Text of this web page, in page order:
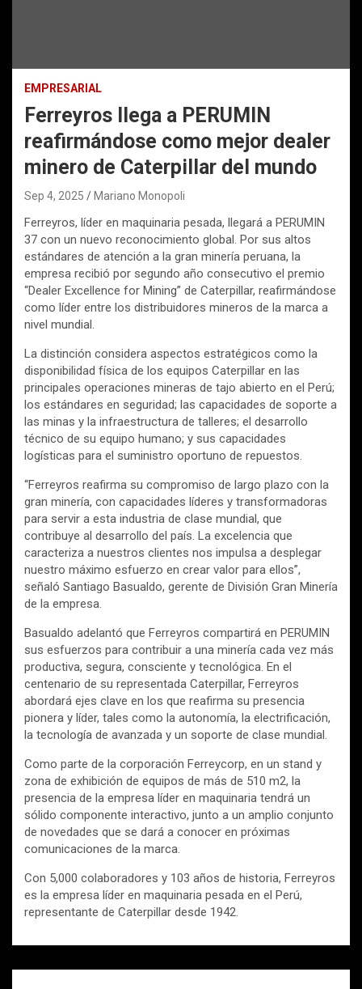
EMPRESARIAL
Ferreyros llega a PERUMIN
reafirmándose como mejor dealer
minero de Caterpillar del mundo
Sep 4, 2025 Mariano Monopoli
Ferreyros, líder en maquinaria pesada, llegará a PERUMIN
37 con un nuevo reconocimiento global. Por sus altos
estándares de atención a la gran minería peruana, la
empresa recibió por segundo año consecutivo el premio
“Dealer Excellence for Mining” de Caterpillar, reafirmándose
como líder entre los distribuidores mineros de la marca a
nivel mundial.
La distinción considera aspectos estratégicos como la
disponibilidad física de los equipos Caterpillar en las
principales operaciones mineras de tajo abierto en el Perú;
los estándares en seguridad; las capacidades de soporte a
las minas y la infraestructura de talleres; el desarrollo
técnico de su equipo humano; y sus capacidades
logísticas para el suministro oportuno de repuestos.
“Ferreyros reafirma su compromiso de largo plazo con la
gran minería, con capacidades líderes y transformadoras
para servir a esta industria de clase mundial, que
contribuye al desarrollo del país. La excelencia que
caracteriza a nuestros clientes nos impulsa a desplegar
nuestro máximo esfuerzo en crear valor para ellos”,
señaló Santiago Basualdo, gerente de División Gran Minería
de la empresa.
Basualdo adelantó que Ferreyros compartirá en PERUMIN
sus esfuerzos para contribuir a una minería cada vez más
productiva, segura, consciente y tecnológica. En el
centenario de su representada Caterpillar, Ferreyros
abordará ejes clave en los que reafirma su presencia
pionera y líder, tales como la autonomía, la electrificación,
la tecnología de avanzada y un soporte de clase mundial.
Como parte de la corporación Ferreycorp, en un stand y
zona de exhibición de equipos de más de 510 m2, la
presencia de la empresa líder en maquinaria tendrá un
sólido componente interactivo, junto a un amplio conjunto
de novedades que se dará a conocer en próximas
comunicaciones de la marca.
Con 5,000 colaboradores y 103 años de historia, Ferreyros
es la empresa líder en maquinaria pesada en el Perú,
representante de Caterpillar desde 1942.